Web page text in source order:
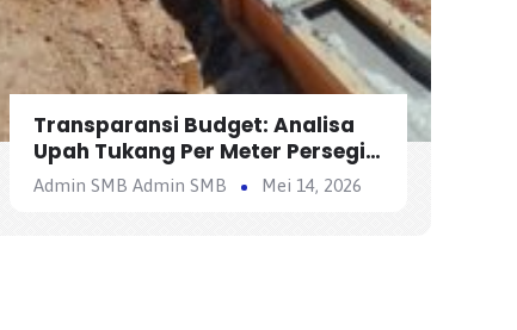
Transparansi Budget: Analisa
Upah Tukang Per Meter Persegi
dalam Proyek Bangunan
Admin SMB Admin SMB Mei 14, 2026